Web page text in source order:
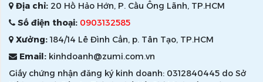
Địa chỉ: 20 Hồ Hảo Hớn, P. Cầu Ông Lãnh, TP.HCM
Số điện thoại: 0903132585
Xưởng:184/14 Lê Đình Cẩn, p. Tân Tạo, TP.HCM
Email: kinhdoanh@zumi.com.vn
Giấy chứng nhận đăng ký kinh doanh: 0312840445 do Sở